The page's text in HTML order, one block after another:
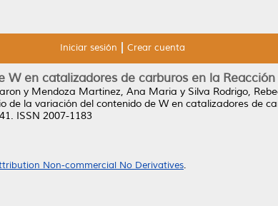
Iniciar sesión Crear cuenta
W en catalizadores de carburos en la
y Mendoza Martinez, Ana Maria y Silva Rodrigo,
de la variación del contenido de W en catalizadores de
ISSN 2007-1183
Non-commercial No Derivatives.